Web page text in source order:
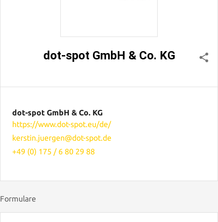
dot-spot GmbH & Co. KG
dot-spot GmbH & Co. KG
https://www.dot-spot.eu/de/
kerstin.juergen@dot-spot.de
+49 (0) 175 / 6 80 29 88
Formulare